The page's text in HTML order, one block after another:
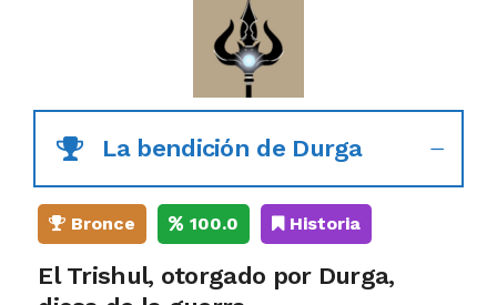
La bendición de Durga
Bronce 100.0 Historia
El Trishul, otorgado por Durga,